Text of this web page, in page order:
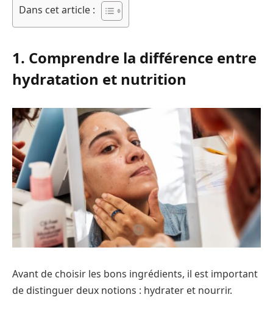
Dans cet article :
1. Comprendre la différence entre
hydratation et nutrition
Avant de choisir les bons ingrédients, il est important
de distinguer deux notions : hydrater et nourrir.